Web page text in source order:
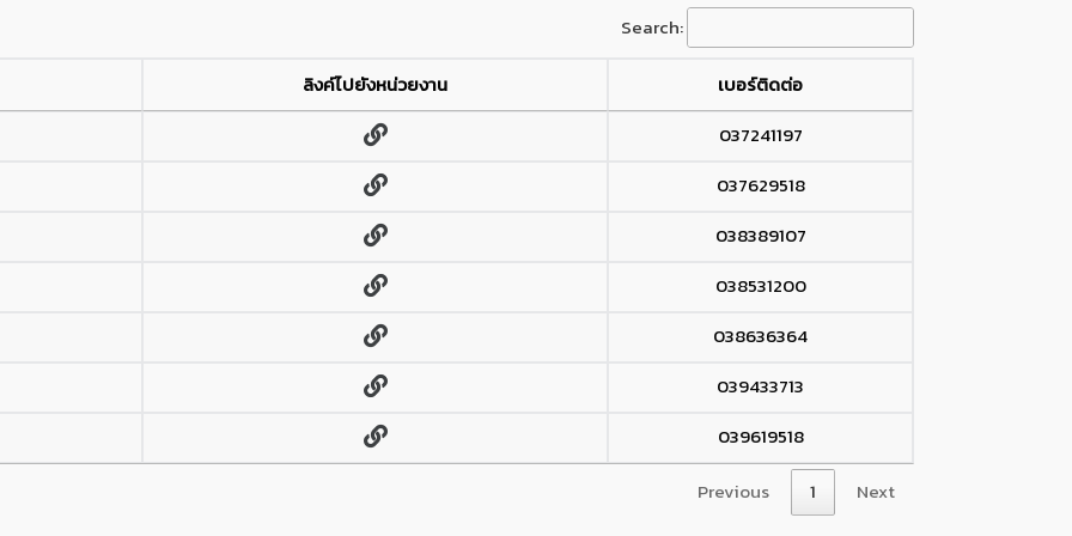
Search:
ลิงค์ไปยังหน่วยงาน
เบอร์ติดต่อ
037241197
037629518
038389107
038531200
038636364
039433713
039619518
Previous 1 Next